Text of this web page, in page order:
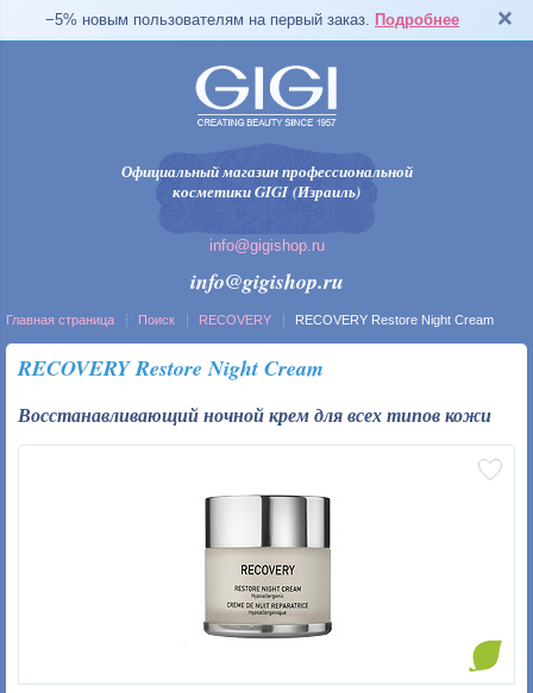
−5% новым пользователям на первый заказ. Подробнее
Официальный магазин профессиональной
косметики GIGI (Израиль)
info@gigishop.ru
info@gigishop.ru
Главная страница Поиск RECOVERY RECOVERY Restore Night Cream
RECOVERY Restore Night Cream
Восстанавливающий ночной крем для всех типов кожи